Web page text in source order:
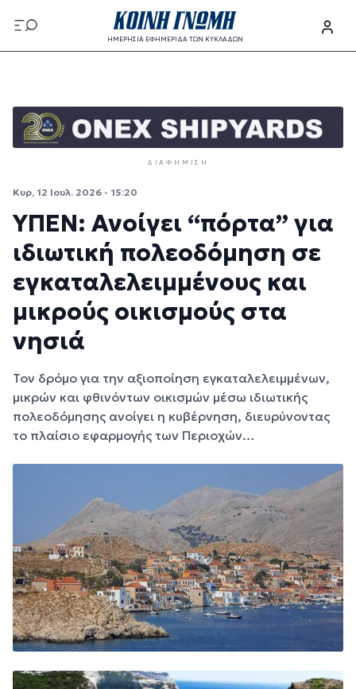
Παράκαμψη προς το κυρίως περιεχόμενο
ΗΜΕΡΗΣΙΑ ΕΦΗΜΕΡΙΔΑ ΤΩΝ ΚΥΚΛΑΔΩΝ
ΔΙΑΦΉΜΙΣΗ
Κυρ, 12 Ιουλ. 2026 - 15:20
ΥΠΕΝ: Ανοίγει “πόρτα” για
ιδιωτική πολεοδόμηση σε
εγκαταλελειμμένους και
μικρούς οικισμούς στα
νησιά
Τον δρόμο για την αξιοποίηση εγκαταλελειμμένων,
μικρών και φθινόντων οικισμών μέσω ιδιωτικής
πολεοδόμησης ανοίγει η κυβέρνηση, διευρύνοντας
το πλαίσιο εφαρμογής των Περιοχών…